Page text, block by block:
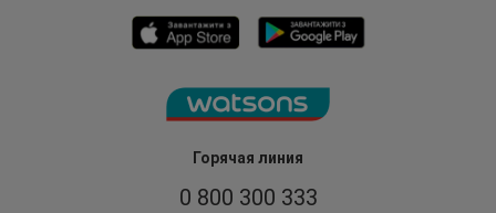
Горячая линия
0 800 300 333